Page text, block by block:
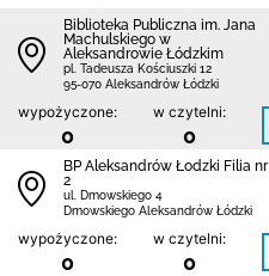
Biblioteka Publiczna im. Jana
Machulskiego w
Aleksandrowie Łódzkim
pl. Tadeusza Kościuszki 12
95-070 Aleksandrów Łódzki
wypożyczone:
0
w czytelni:
0
BP Aleksandrów Łodzki Filia nr
2
ul. Dmowskiego 4
Dmowskiego Aleksandrów Łódzki
wypożyczone:
0
w czytelni:
0